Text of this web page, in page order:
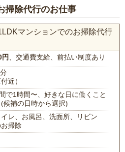
掃除代行のお仕事
マンションでのお掃除代行
、交通費支給、前払い制度あり
近）
で1時間〜、好きな日に働くこと
候補の日時から選択)
レ、お風呂、洗面所、リビン
掃除